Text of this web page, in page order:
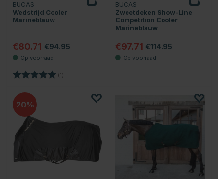
BUCAS
Wedstrijd Cooler
Marineblauw
€80.71 €94.95
Beoordeling: (1)
BUCAS
Zweetdeken Show-Line
Competition Cooler
Marineblauw
€97.71 €114.95
20